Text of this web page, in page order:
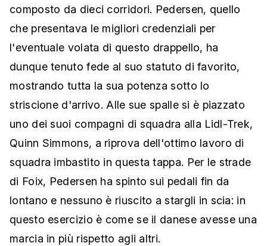
composto da dieci corridori. Pedersen, quello
che presentava le migliori credenziali per
l'eventuale volata di questo drappello, ha
dunque tenuto fede al suo statuto di favorito,
mostrando tutta la sua potenza sotto lo
striscione d'arrivo. Alle sue spalle si è piazzato
uno dei suoi compagni di squadra alla Lidl-Trek,
Quinn Simmons, a riprova dell'ottimo lavoro di
squadra imbastito in questa tappa. Per le strade
di Foix, Pedersen ha spinto sui pedali fin da
lontano e nessuno è riuscito a stargli in scia: in
questo esercizio è come se il danese avesse una
marcia in più rispetto agli altri.